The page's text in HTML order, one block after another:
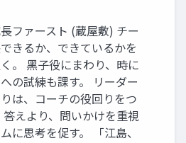
ファースト (蔵屋敷) チー
きるか、できているかを
。 ⿊⼦役にまわり、時に
の試練も課す。 リーダー
は、コーチの役回りをつ
答えより、問いかけを重視
に思考を促す。 「江島、